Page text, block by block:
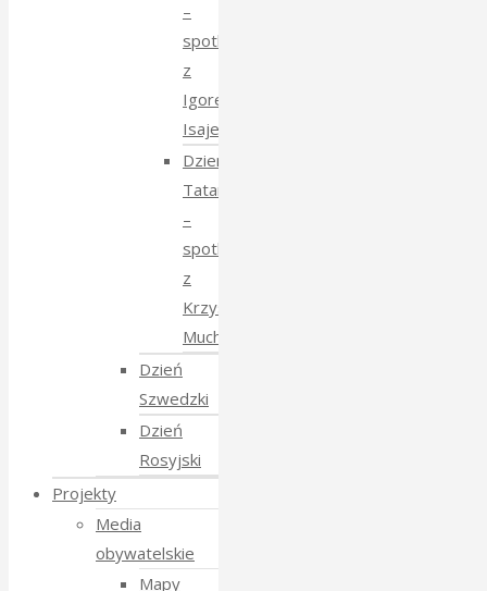
–
spotkanie
z
Igorem
Isajewem
Dzien
Tatarski
–
spotkanie
z
Krzysztofem
Mucharskim
Dzień
Szwedzki
Dzień
Rosyjski
Projekty
Media
obywatelskie
Mapy